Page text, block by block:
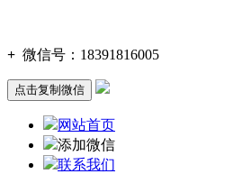
+ 微信号： 18391816005
点击复制微信
网站首页
添加微信
联系我们